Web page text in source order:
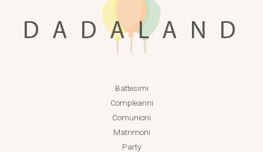
Battesimi
Compleanni
Comunioni
Matrimoni
Party